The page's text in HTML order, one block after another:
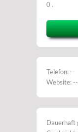
0 .
Telefon: --
Website: --
Dauerhaft